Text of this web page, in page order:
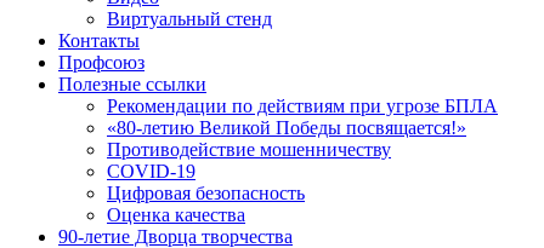
Виртуальный стенд
Контакты
Профсоюз
Полезные ссылки
Рекомендации по действиям при угрозе БПЛА
«80-летию Великой Победы посвящается!»
Противодействие мошенничеству
COVID-19
Цифровая безопасность
Оценка качества
90-летие Дворца творчества